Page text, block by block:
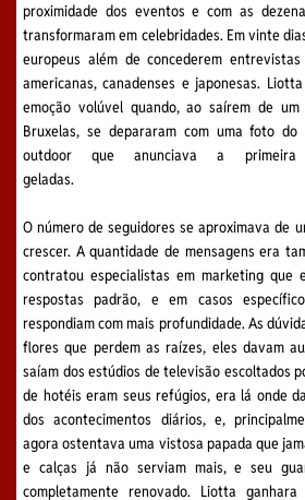
proximidade dos eventos e com as
transformaram em celebridades. Em vinte
europeus além de concederem
americanas, canadenses e japonesas.
emoção volúvel quando, ao saírem de
Bruxelas, se depararam com uma foto
outdoor que anunciava a
O número de seguidores se aproximava de
crescer. A quantidade de mensagens era
contratou especialistas em marketing que
respostas padrão, e em casos
respondiam com mais profundidade. As
flores que perdem as raízes, eles davam
saíam dos estúdios de televisão escoltados
de hotéis eram seus refúgios, era lá onde
dos acontecimentos diários, e,
agora ostentava uma vistosa papada que
e calças já não serviam mais, e seu
completamente renovado. Liotta